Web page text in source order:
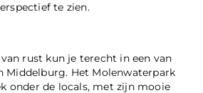
te zien.
rust kun je terecht in een van
Middelburg. Het Molenwaterpark
onder de locals, met zijn mooie